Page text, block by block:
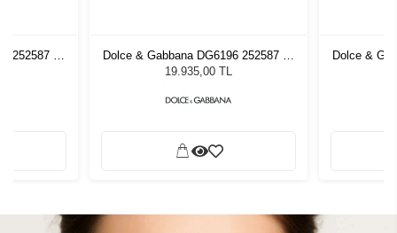
252587 59
Dolce & Gabbana DG6196 252587 59
Kadın Güneş Gözlüğü
19.935,00 TL
Dolce &